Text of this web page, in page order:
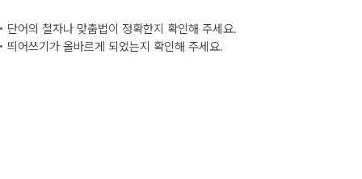
단어의 철자나 맞춤법이 정확한지 확인해 주세요.
띄어쓰기가 올바르게 되었는지 확인해 주세요.